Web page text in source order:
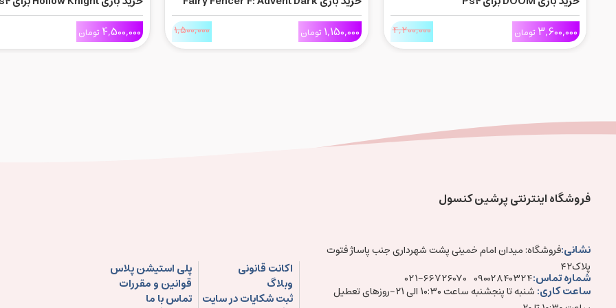
3,600,000تومان 4,200,000
Force برای Ps4
1,150,000 تومان 1,500,000
4,500,000تومان
فروشگاه اینترنتی پرشین کنسول
نشانی:فروشگاه: میدان امام خمینی پشت شهرداری جنب پاساژ فتوت
پلاک۴۲
شماره تماس:09002840324
021-66726070
ساعت کاری:
شنبه تا پنجشنبه ساعت ۱۰:۳۰ الی ۲۱-روزهای تعطیل
اکانت قانونی
پلی استیشن پلاس
وبلاگ
قوانین و مقررات
ثبت شکایات در سایت
تماس با ما